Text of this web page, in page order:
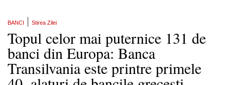
BANCI Stirea Zilei
Topul celor mai puternice 131 de
banci din Europa: Banca
Transilvania este printre primele